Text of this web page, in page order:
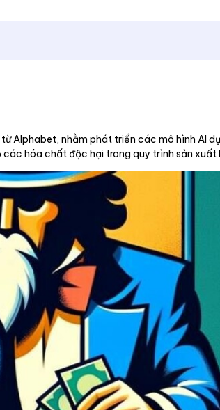
Alphabet, nhằm phát triển các mô hình AI
hóa chất độc hại trong quy trình sản xuất